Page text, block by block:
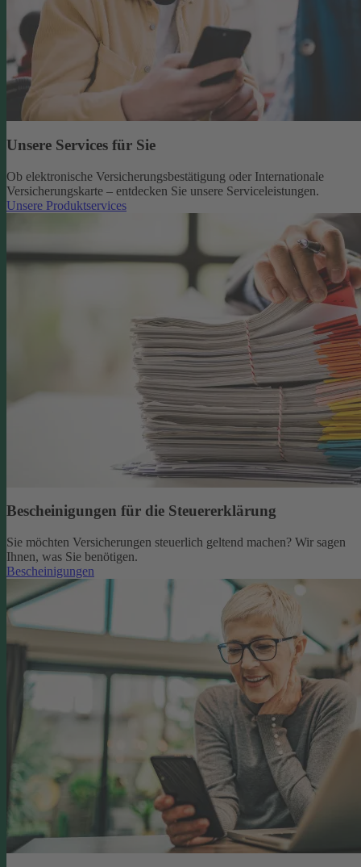
Unsere Services für Sie
Ob elektronische Versicherungsbestätigung oder Internationale
Versicherungskarte – entdecken Sie unsere Serviceleistungen.
Unsere Produktservices
Bescheinigungen für die Steuererklärung
Sie möchten Versicherungen steuerlich geltend machen? Wir sagen
Ihnen, was Sie benötigen.
Bescheinigungen